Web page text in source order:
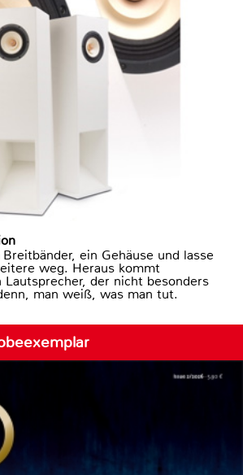
ein Gehäuse und lasse
weg. Heraus kommt
der nicht besonders
man weiß, was man tut.